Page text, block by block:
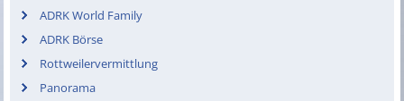
ADRK World Family
ADRK Börse
Rottweilervermittlung
Panorama